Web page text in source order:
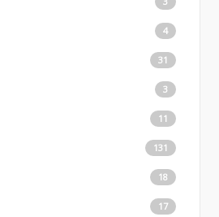
4
31
3
11
131
18
17